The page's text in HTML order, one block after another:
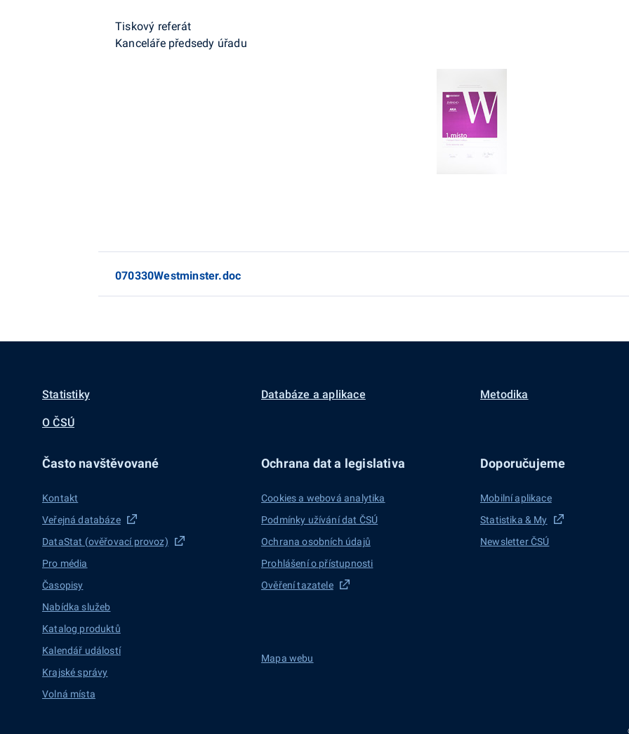
Tiskový referát
Kanceláře předsedy úřadu
070330Westminster.doc
Statistiky Databáze a aplikace Metodika
O ČSÚ
Často navštěvované
Kontakt
Veřejná databáze
DataStat (ověřovací provoz)
Pro média
Časopisy
Nabídka služeb
Katalog produktů
Kalendář událostí
Krajské správy
Volná místa
Ochrana dat a legislativa
Cookies a webová analytika
Podmínky užívání dat ČSÚ
Ochrana osobních údajů
Prohlášení o přístupnosti
Ověření tazatele
Mapa webu
Doporučujeme
Mobilní aplikace
Statistika & My
Newsletter ČSÚ